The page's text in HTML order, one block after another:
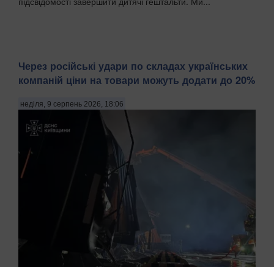
Через російські удари по складах українських
компаній ціни на товари можуть додати до 20%
неділя, 9 серпень 2026, 18:06